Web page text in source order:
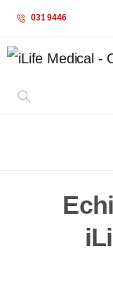
031 9446